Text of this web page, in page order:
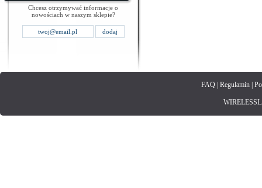
Chcesz otrzymywać informacje o
nowościach w naszym sklepie?
FAQ| Regulamin|